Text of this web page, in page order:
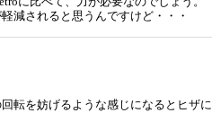
減されると思うんですけど・・・
転を妨げるような感じになるとヒザに